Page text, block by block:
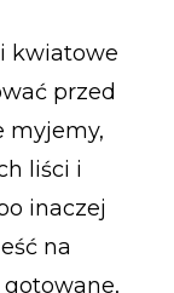
kwiatowe
przed
myjemy,
liści i
inaczej
na